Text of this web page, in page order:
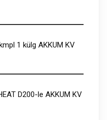
1 külg AKKUM KV
D200-le AKKUM KV